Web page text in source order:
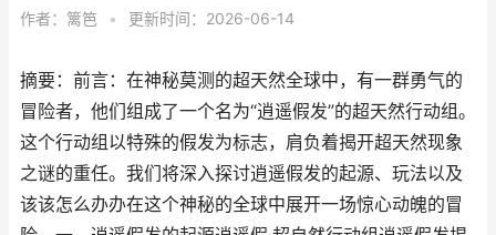
作者： 篱笆 • 更新时间：2026-06-14
摘要：前言：在神秘莫测的超天然全球中，有一群勇气的
冒险者，他们组成了一个名为“逍遥假发”的超天然行动组。
这个行动组以特殊的假发为标志，肩负着揭开超天然现象
之谜的重任。我们将深入探讨逍遥假发的起源、玩法以及
该该怎么办办在这个神秘的全球中展开一场惊心动魄的冒